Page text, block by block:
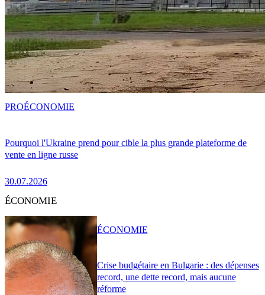
Pourquoi l'Ukraine prend pour cible la plus grande plateforme de
vente en ligne russe
30.07.2026
PROÉCONOMIE
ÉCONOMIE
Crise budgétaire en Bulgarie : des dépenses
record, une dette record, mais aucune
réforme
ÉCONOMIE